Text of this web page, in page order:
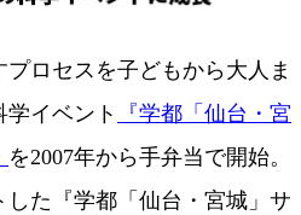
ロセスを子どもから大人ま
イベント
『学都「仙台・宮
を2007年から手弁当で開始。
た『学都「仙台・宮城」サ